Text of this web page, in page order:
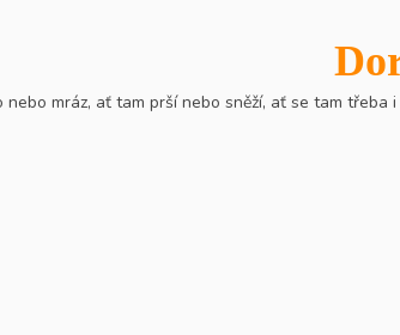
mráz, ať tam prší nebo sněží, ať se tam